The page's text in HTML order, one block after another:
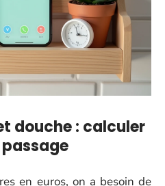
douche : calculer
en euros, on a besoin de